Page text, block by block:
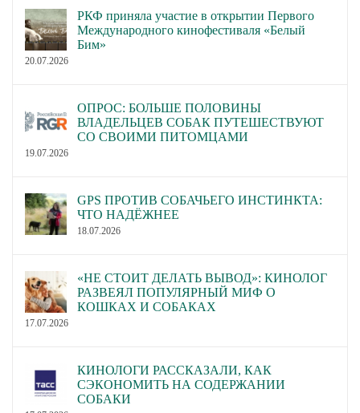
РКФ приняла участие в открытии Первого
Международного кинофестиваля «Белый
Бим»
20.07.2026
ОПРОС: БОЛЬШЕ ПОЛОВИНЫ
ВЛАДЕЛЬЦЕВ СОБАК ПУТЕШЕСТВУЮТ
СО СВОИМИ ПИТОМЦАМИ
19.07.2026
GPS ПРОТИВ СОБАЧЬЕГО ИНСТИНКТА:
ЧТО НАДЁЖНЕЕ
18.07.2026
«НЕ СТОИТ ДЕЛАТЬ ВЫВОД»: КИНОЛОГ
РАЗВЕЯЛ ПОПУЛЯРНЫЙ МИФ О
КОШКАХ И СОБАКАХ
17.07.2026
КИНОЛОГИ РАССКАЗАЛИ, КАК
СЭКОНОМИТЬ НА СОДЕРЖАНИИ
СОБАКИ